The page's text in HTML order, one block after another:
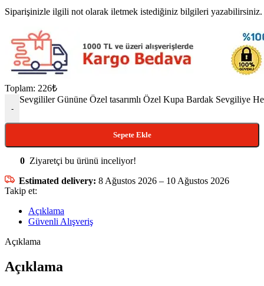
Siparişinizle ilgili not olarak iletmek istediğiniz bilgileri yazabilirsiniz.
Toplam: 226₺
-
Sevgililer Gününe Özel tasarımlı Özel Kupa Bardak Sevgiliye
Sepete Ekle
0 Ziyaretçi bu ürünü inceliyor!
Estimated delivery: 8 Ağustos 2026 – 10 Ağustos 2026
Takip et:
Açıklama
Güvenli Alışveriş
Açıklama
Açıklama